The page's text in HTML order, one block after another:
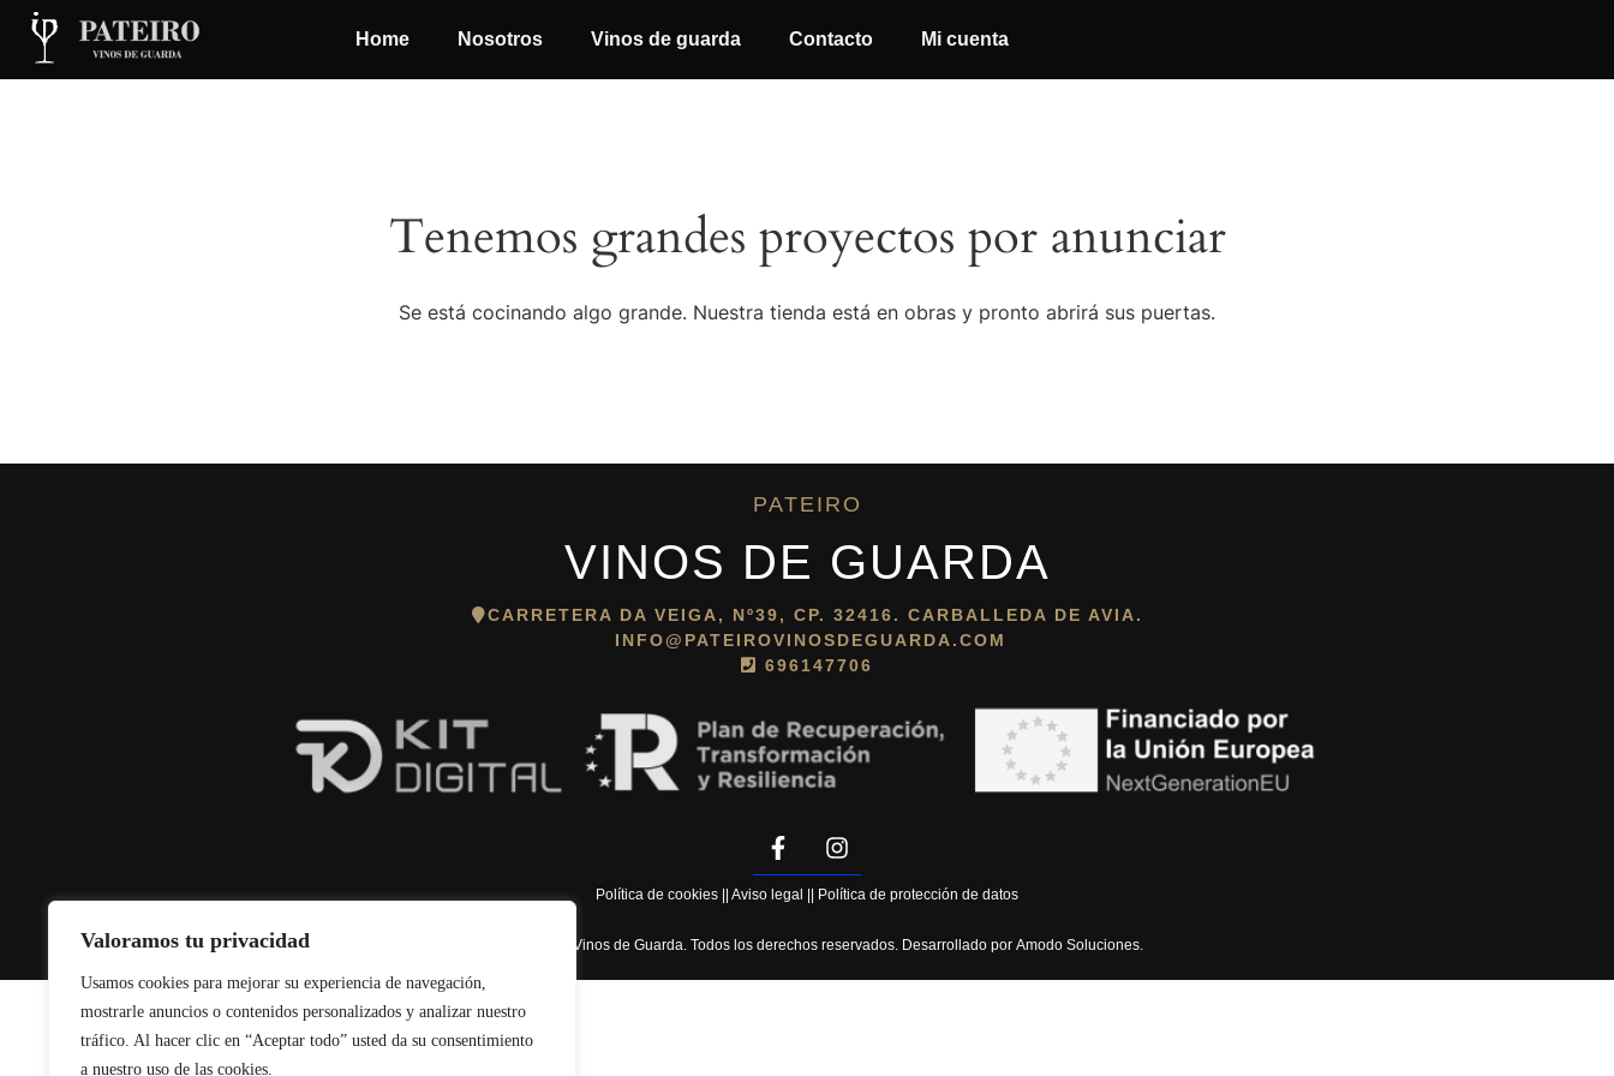
Valoramos tu privacidad
Usamos cookies para mejorar su experiencia de navegación,
mostrarle anuncios o contenidos personalizados y analizar nuestro
tráfico. Al hacer clic en “Aceptar todo” usted da su consentimiento
a nuestro uso de las cookies.
Home Nosotros Vinos de guarda Contacto Mi cuenta
Tenemos grandes proyectos por anunciar
Se está cocinando algo grande. Nuestra tienda está en obras y pronto abrirá sus puertas.
PATEIRO
VINOS DE GUARDA
CARRETERA DA VEIGA, Nº39, CP. 32416. CARBALLEDA DE AVIA.
INFO@PATEIROVINOSDEGUARDA.COM
696147706
Política de cookies Aviso legal Política de protección de datos
© 2026 Pateiro Vinos de Guarda. Todos los derechos reservados. Desarrollado por Amodo Soluciones.